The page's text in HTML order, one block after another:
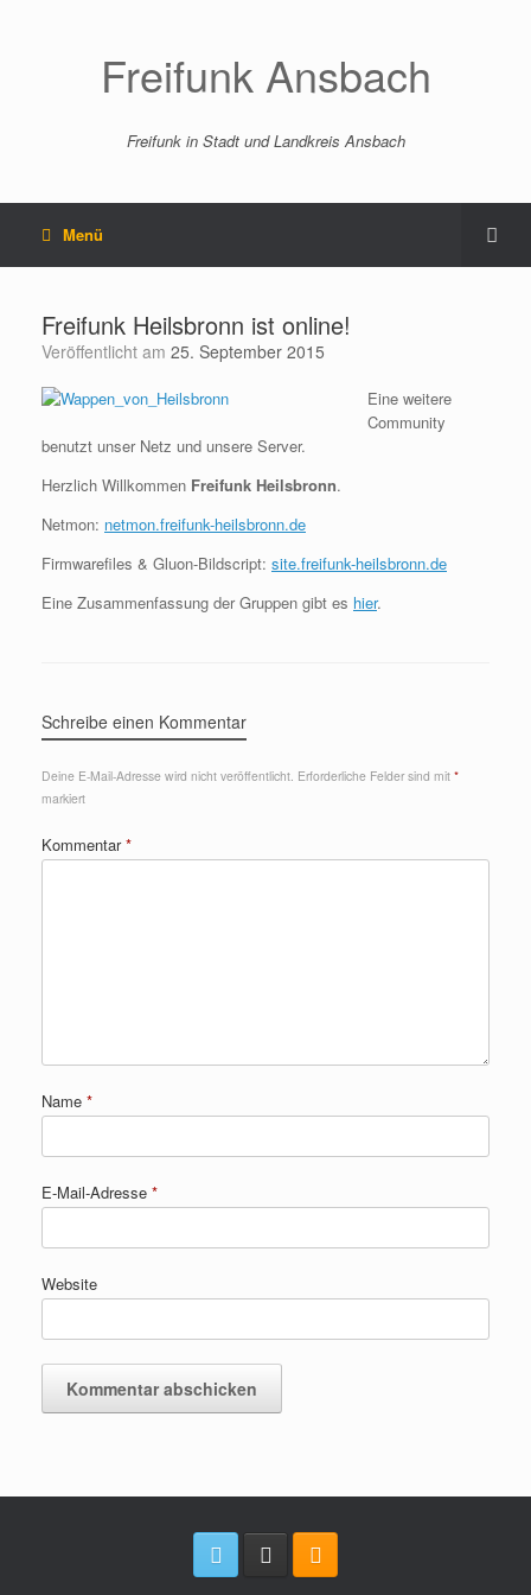
Freifunk Ansbach
Freifunk in Stadt und Landkreis Ansbach
Menü
Freifunk Heilsbronn ist online!
Veröffentlicht am 25. September 2015
Eine weitere
Community
benutzt unser Netz und unsere Server.
Herzlich Willkommen Freifunk Heilsbronn.
Netmon: netmon.freifunk-heilsbronn.de
Firmwarefiles & Gluon-Bildscript: site.freifunk-heilsbronn.de
Eine Zusammenfassung der Gruppen gibt es hier.
Schreibe einen Kommentar
Deine E-Mail-Adresse wird nicht veröffentlicht. Erforderliche Felder sind mit *
markiert
Kommentar*
Name *
E-Mail-Adresse *
Website